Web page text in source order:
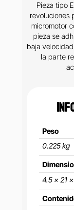
Pieza tipo
revoluciones
micromotor
pieza se
baja
la parte
Peso
0.225 kg
4.5 × 21